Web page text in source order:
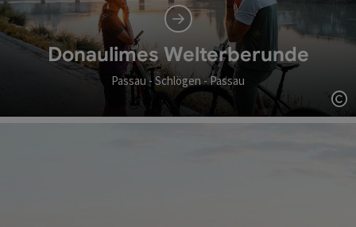
Donaulimes Welterberunde
Passau - Schlögen - Passau